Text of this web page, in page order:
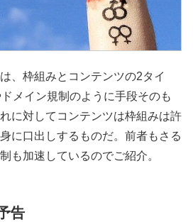
、枠組みとコンテンツの2タイ
メイン規制のように手段そのも
に対してコンテンツは枠組みは許
に口出しするものだ。前者もさる
も加速しているのでご紹介。
告